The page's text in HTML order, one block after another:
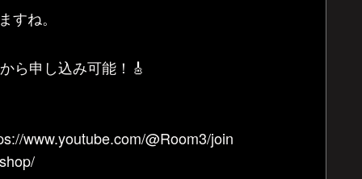
ね。
ら申し込み可能！🎸
www.youtube.com/@Room3/join